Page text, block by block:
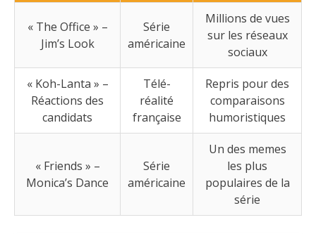
« The Office » –
Jim’s Look
Série
américaine
Millions de vues
sur les réseaux
sociaux
« Koh-Lanta » –
Réactions des
candidats
Télé-
réalité
française
Repris pour des
comparaisons
humoristiques
« Friends » –
Monica’s Dance
Série
américaine
Un des memes
les plus
populaires de la
série